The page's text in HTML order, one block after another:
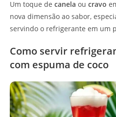
Um toque de canela ou cravo
nova dimensão ao sabor,
servindo o refrigerante em um
Como servir
com espuma de coco